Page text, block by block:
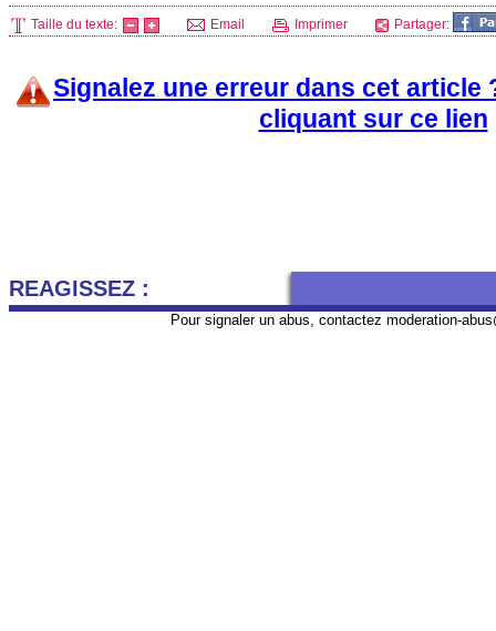
Taille du texte: Email Imprimer Partager:
Signalez une erreur dans cet article
cliquant sur ce lien
REAGISSEZ :
Pour signaler un abus, contactez moderation-